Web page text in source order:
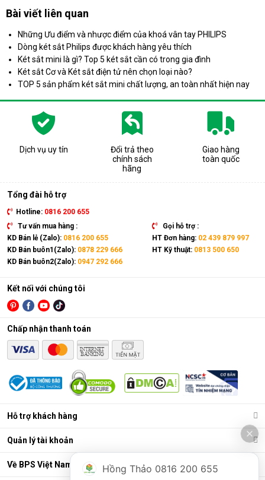
Bài viết liên quan
Những Ưu điểm và nhược điểm của khoá vân tay PHILIPS
Dòng két sắt Philips được khách hàng yêu thích
Két sắt mini là gì? Top 5 két sắt cần có trong gia đình
Két sắt Cơ và Két sắt điện tử nên chọn loại nào?
TOP 5 sản phẩm két sắt mini chất lượng, an toàn nhất hiện nay
Dịch vụ uy tín
Đổi trả theo
chính sách
hãng
Giao hàng
toàn quốc
Tổng đài hỗ trợ
Hotline: 0816 200 655
Tư vấn mua hàng :
KD Bán lẻ (Zalo): 0816 200 655
KD Bán buôn1(Zalo): 0878 229 666
KD Bán buôn2(Zalo): 0947 292 666
Gọi hỗ trợ :
HT Đơn hàng: 02 439 879 997
HT Kỹ thuật: 0813 500 650
Hỗ trợ khách hàng
Quản lý tài khoản
Về BPS Việt Nam
Kết nối với chúng tôi
Chấp nhận thanh toán
Hồng Thảo 0816 200 655